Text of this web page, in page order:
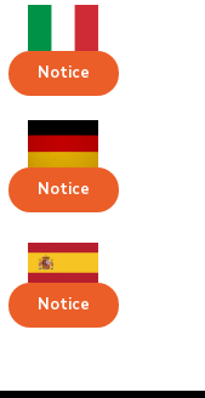
Notice
Notice
Notice